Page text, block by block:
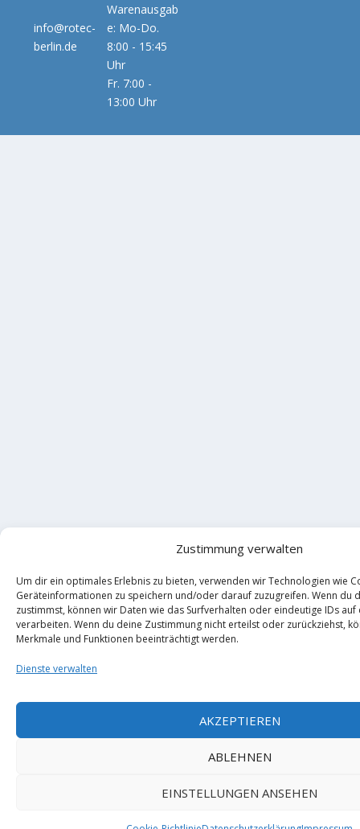
Zustimmung verwalten
Um dir ein optimales Erlebnis zu bieten, verwenden wir Technologien wie
Geräteinformationen zu speichern und/oder darauf zuzugreifen. Wenn du
zustimmst, können wir Daten wie das Surfverhalten oder eindeutige IDs
verarbeiten. Wenn du deine Zustimmung nicht erteilst oder zurückziehst,
Merkmale und Funktionen beeinträchtigt werden.
Dienste verwalten
AKZEPTIEREN
ABLEHNEN
EINSTELLUNGEN ANSEHEN
info@rotec-
berlin.de
Warenausgab
e: Mo-Do.
8:00 - 15:45
Uhr
Fr. 7:00 -
13:00 Uhr